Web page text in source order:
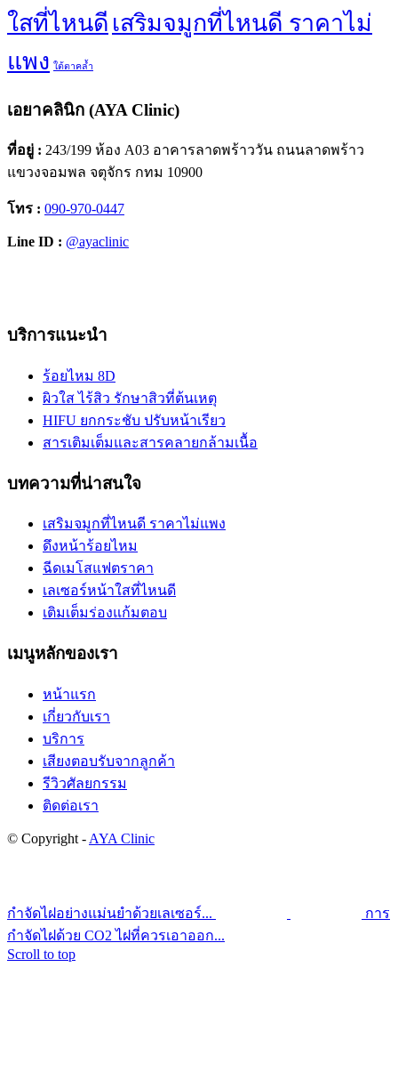
ใสที่ไหนดี เสริมจมูกที่ไหนดี ราคาไม่
แพง ใต้ตาคล้ำ
เอยาคลินิก (AYA Clinic)
ที่อยู่ : 243/199 ห้อง A03 อาคารลาดพร้าววัน ถนนลาดพร้าว
แขวงจอมพล จตุจักร กทม 10900
โทร : 090-970-0447
Line ID : @ayaclinic
บริการแนะนำ
ร้อยไหม 8D
ผิวใส ไร้สิว รักษาสิวที่ต้นเหตุ
HIFU ยกกระชับ ปรับหน้าเรียว
สารเติมเต็มและสารคลายกล้ามเนื้อ
บทความที่น่าสนใจ
เสริมจมูกที่ไหนดี ราคาไม่แพง
ดึงหน้าร้อยไหม
ฉีดเมโสแฟตราคา
เลเซอร์หน้าใสที่ไหนดี
เติมเต็มร่องแก้มตอบ
เมนูหลักของเรา
หน้าแรก
เกี่ยวกับเรา
บริการ
เสียงตอบรับจากลูกค้า
รีวิวศัลยกรรม
ติดต่อเรา
© Copyright - AYA Clinic
กำจัดไฝอย่างแม่นยำด้วยเลเซอร์...
การ
กำจัดไฝด้วย CO2 ไฝที่ควรเอาออก...
Scroll to top